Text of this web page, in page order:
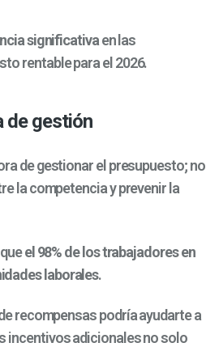
significativaen las
rentable para el 2026.
de gestión
de gestionar el presupuesto; no
la competencia y prevenir la
el 98% de los trabajadores en
laborales.
recompensas podría ayudarte a
incentivos adicionales no solo